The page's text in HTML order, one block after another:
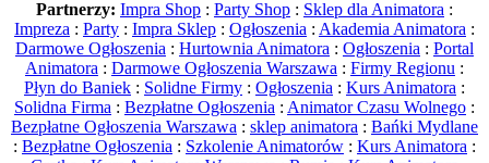
Partnerzy: Impra Shop : Party Shop : Sklep dla Animatora :
Impreza : Party : Impra Sklep : Ogłoszenia : Akademia Animatora :
Darmowe Ogłoszenia : Hurtownia Animatora : Ogłoszenia : Portal
Animatora : Darmowe Ogłoszenia Warszawa : Firmy Regionu :
Płyn do Baniek : Solidne Firmy : Ogłoszenia : Kurs Animatora :
Solidna Firma : Bezpłatne Ogłoszenia : Animator Czasu Wolnego :
Bezpłatne Ogłoszenia Warszawa : sklep animatora : Bańki Mydlane
: Bezpłatne Ogłoszenia : Szkolenie Animatorów : Kurs Animatora :